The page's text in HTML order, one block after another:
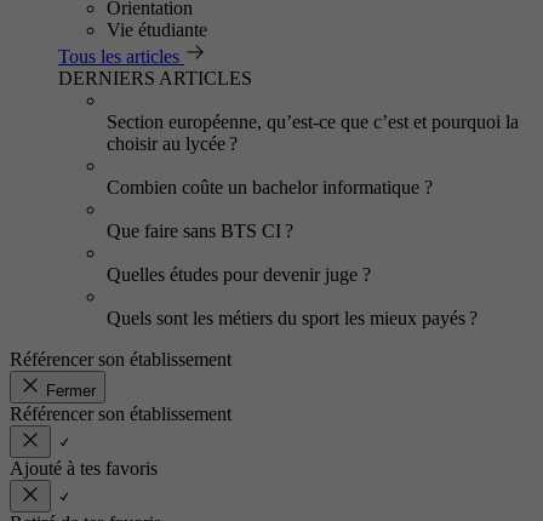
Orientation
Vie étudiante
Tous les articles
DERNIERS ARTICLES
Section européenne, qu’est-ce que c’est et pourquoi la
choisir au lycée ?
Combien coûte un bachelor informatique ?
Que faire sans BTS CI ?
Quelles études pour devenir juge ?
Quels sont les métiers du sport les mieux payés ?
Référencer son établissement
Fermer
Référencer son établissement
Ajouté à tes favoris